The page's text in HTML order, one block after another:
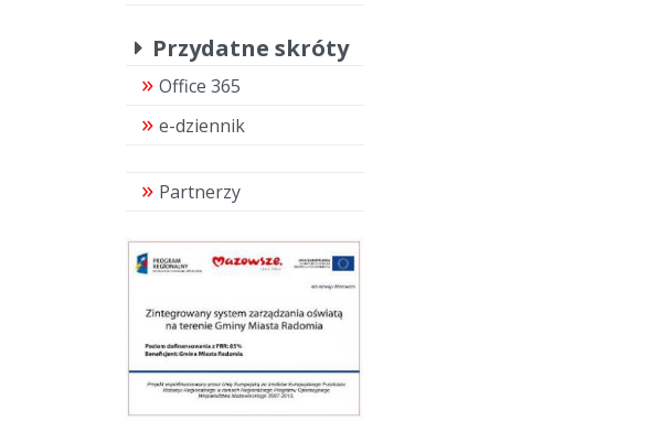
Przydatne skróty
Office 365
e-dziennik
Partnerzy